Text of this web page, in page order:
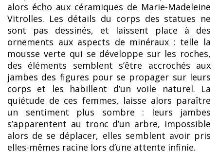
alors écho aux céramiques de Marie-Madeleine
Vitrolles. Les détails du corps des statues ne
sont pas dessinés, et laissent place à des
ornements aux aspects de minéraux : telle la
mousse verte qui se développe sur les roches,
des éléments semblent s’être accrochés aux
jambes des figures pour se propager sur leurs
corps et les habillent d’un voile naturel. La
quiétude de ces femmes, laisse alors paraître
un sentiment plus sombre : leurs jambes
s’apparentent au tronc d’un arbre, impossible
alors de se déplacer, elles semblent avoir pris
elles-mêmes racine lors d’une attente infinie.